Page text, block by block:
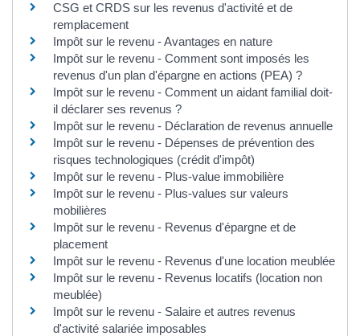
CSG et CRDS sur les revenus d'activité et de
remplacement
Impôt sur le revenu - Avantages en nature
Impôt sur le revenu - Comment sont imposés les
revenus d'un plan d'épargne en actions (PEA) ?
Impôt sur le revenu - Comment un aidant familial doit-
il déclarer ses revenus ?
Impôt sur le revenu - Déclaration de revenus annuelle
Impôt sur le revenu - Dépenses de prévention des
risques technologiques (crédit d'impôt)
Impôt sur le revenu - Plus-value immobilière
Impôt sur le revenu - Plus-values sur valeurs
mobilières
Impôt sur le revenu - Revenus d'épargne et de
placement
Impôt sur le revenu - Revenus d'une location meublée
Impôt sur le revenu - Revenus locatifs (location non
meublée)
Impôt sur le revenu - Salaire et autres revenus
d'activité salariée imposables